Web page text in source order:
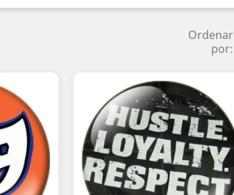
Ordenar
por:
Vista rápida